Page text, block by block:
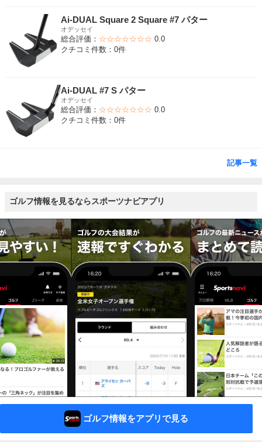
Ai-DUAL Square 2 Square #7 パター
オデッセイ
総合評価： ☆☆☆☆☆☆☆ 0.0
クチコミ件数：0件
Ai-DUAL #7 S パター
オデッセイ
総合評価： ☆☆☆☆☆☆☆ 0.0
クチコミ件数：0件
記事一覧
ゴルフ情報を見るならスポーツナビアプリ
ゴルフ情報をアプリで見る